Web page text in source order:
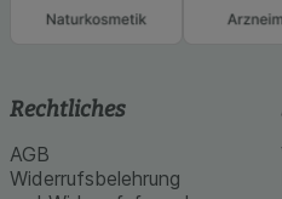
Rechtliches
AGB
Widerrufsbelehrung